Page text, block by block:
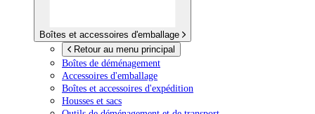
Boîtes et accessoires d'emballage
Retour au menu principal
Boîtes de déménagement
Accessoires d'emballage
Boîtes et accessoires d'expédition
Housses et sacs